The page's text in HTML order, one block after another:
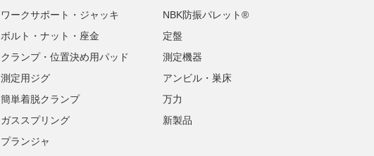
ワークサポート・ジャッキ
ボルト・ナット・座金
クランプ・位置決め用パッド
測定用ジグ
簡単着脱クランプ
ガススプリング
プランジャ
NBK防振パレット®
定盤
測定機器
アンビル・巣床
万力
新製品